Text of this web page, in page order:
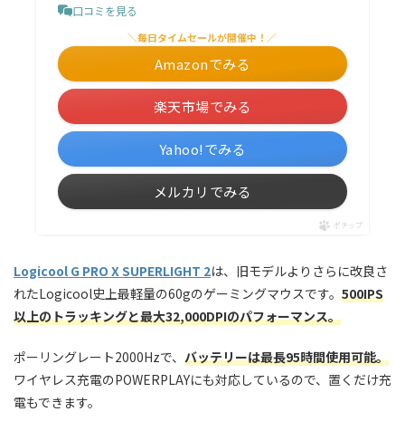
口コミを見る
＼毎日タイムセールが開催中！／
Amazonでみる
楽天市場でみる
Yahoo!でみる
メルカリでみる
ポチップ
Logicool G PRO X SUPERLIGHT 2は、旧モデルよりさらに改良さ
れたLogicool史上最軽量の60gのゲーミングマウスです。 500IPS
以上のトラッキングと最大32,000DPIのパフォーマンス。
ポーリングレート2000Hzで、 バッテリーは最長95時間使用可能。
ワイヤレス充電のPOWERPLAYにも対応しているので、置くだけ充
電もできます。